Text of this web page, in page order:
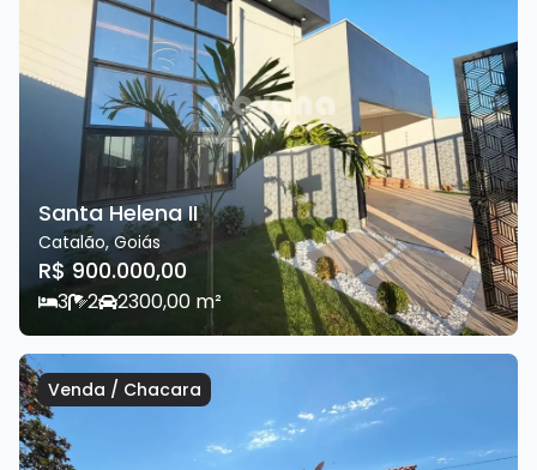
Santa Helena II
Catalão,Goiás
R$ 900.000,00
3 2 2300,00 m²
Venda / Chacara